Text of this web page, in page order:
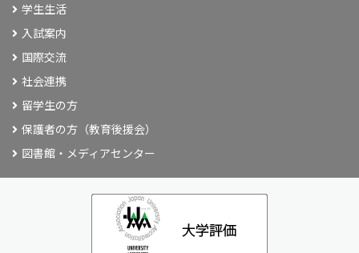
学生生活
入試案内
国際交流
社会連携
留学生の方
保護者の方（教育後援会）
図書館・メディアセンター